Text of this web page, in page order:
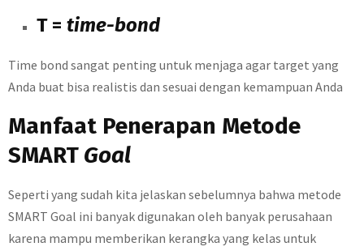
T = time-bond
Time bond sangat penting untuk menjaga agar target yang
Anda buat bisa realistis dan sesuai dengan kemampuan Anda
Manfaat Penerapan Metode
SMART Goal
Seperti yang sudah kita jelaskan sebelumnya bahwa metode
SMART Goal ini banyak digunakan oleh banyak perusahaan
karena mampu memberikan kerangka yang kelas untuk